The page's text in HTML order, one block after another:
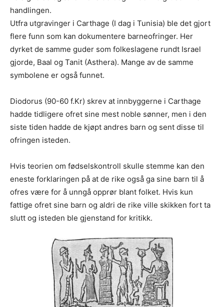
handlingen.
Utfra utgravinger i Carthage (I dag i Tunisia) ble det gjort
flere funn som kan dokumentere barneofringer. Her
dyrket de samme guder som folkeslagene rundt Israel
gjorde, Baal og Tanit (Asthera). Mange av de samme
symbolene er også funnet.
Diodorus (90-60 f.Kr) skrev at innbyggerne i Carthage
hadde tidligere ofret sine mest noble sønner, men i den
siste tiden hadde de kjøpt andres barn og sent disse til
ofringen isteden.
Hvis teorien om fødselskontroll skulle stemme kan den
eneste forklaringen på at de rike også ga sine barn til å
ofres være for å unngå opprør blant folket. Hvis kun
fattige ofret sine barn og aldri de rike ville skikken fort ta
slutt og isteden ble gjenstand for kritikk.